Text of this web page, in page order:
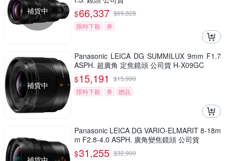
補貨中
$66,337 $69,828
限時下殺
券
補貨中
Panasonic LEICA DG SUMMILUX 9mm F1.7
ASPH. 超廣角 定焦鏡頭 公司貨 H-X09GC
$15,191 $15,990
限時下殺
券 贈品
Panasonic LEICA DG VARIO-ELMARIT 8-18m
m F2.8-4.0 ASPH. 廣角變焦鏡頭 公司貨
$31,255 $32,900